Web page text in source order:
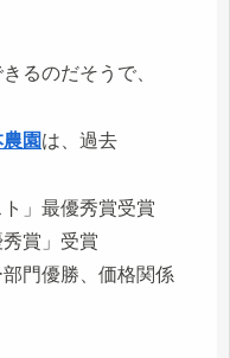
るのだそうで、
園は、過去
」最優秀賞受賞
賞」受賞
部門優勝、価格関係